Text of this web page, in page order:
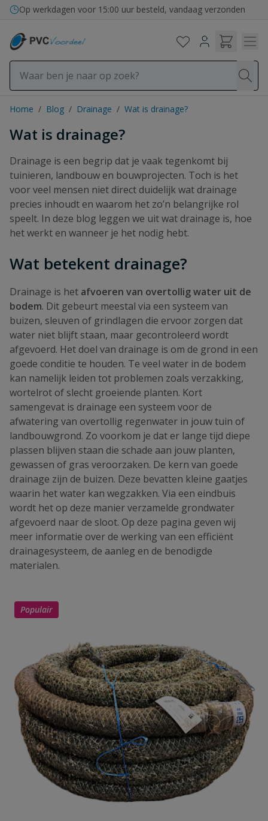
Ga naar de inhoud
Bezorging in binnen- en buitenland
Home / Blog / Drainage / Wat is drainage?
Wat is drainage?
Drainage is een begrip dat je vaak tegenkomt bij
tuinieren, landbouw en bouwprojecten. Toch is het
voor veel mensen niet direct duidelijk wat drainage
precies inhoudt en waarom het zo’n belangrijke rol
speelt. In deze blog leggen we uit wat drainage is, hoe
het werkt en wanneer je het nodig hebt.
Wat betekent drainage?
Drainage is het afvoeren van overtollig water uit de
bodem. Dit gebeurt meestal via een systeem van
buizen, sleuven of grindlagen die ervoor zorgen dat
water niet blijft staan, maar gecontroleerd wordt
afgevoerd. Het doel van drainage is om de grond in een
goede conditie te houden. Te veel water in de bodem
kan namelijk leiden tot problemen zoals verzakking,
wortelrot of slecht groeiende planten. Kort
samengevat is drainage een systeem voor de
afwatering van overtollig regenwater in jouw tuin of
landbouwgrond. Zo voorkom je dat er lange tijd diepe
plassen blijven staan die schade aan jouw planten,
gewassen of gras veroorzaken. De kern van goede
drainage zijn de buizen. Deze bevatten kleine gaatjes
waarin het water kan wegzakken. Via een eindbuis
wordt het op deze manier verzamelde grondwater
afgevoerd naar de sloot. Op deze pagina geven wij
meer informatie over de werking van een efficiënt
drainagesysteem, de aanleg en de benodigde
materialen.
Populair